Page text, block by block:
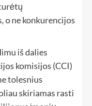
o ne konkurencijos
iš dalies
komisijos (CCI)
tolesnius
skiriamas rasti